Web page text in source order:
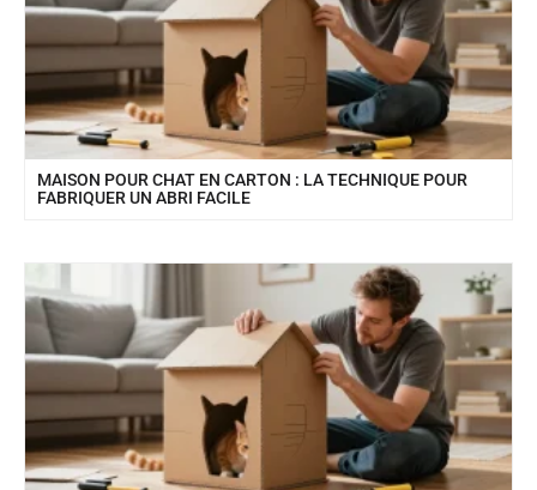
MAISON POUR CHAT EN CARTON : LA TECHNIQUE POUR
FABRIQUER UN ABRI FACILE